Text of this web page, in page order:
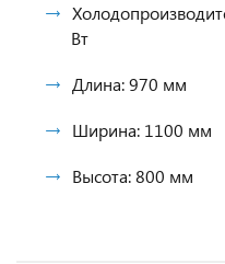
Вт
Длина: 970 мм
Ширина: 1100 мм
Высота: 800 мм